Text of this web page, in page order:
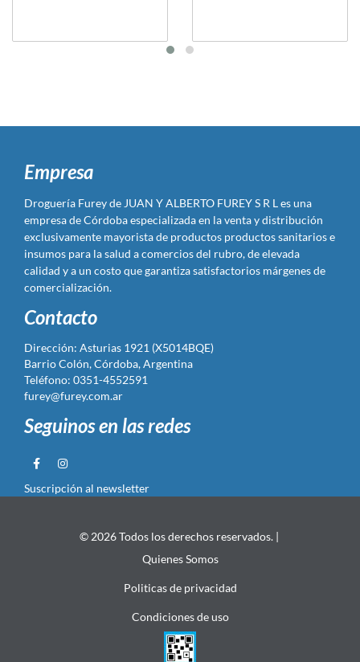
Empresa
Droguería Furey de JUAN Y ALBERTO FUREY S R L es una
empresa de Córdoba especializada en la venta y distribución
exclusivamente mayorista de productos productos sanitarios e
insumos para la salud a comercios del rubro, de elevada
calidad y a un costo que garantiza satisfactorios márgenes de
comercialización.
Contacto
Dirección: Asturias 1921 (X5014BQE)
Barrio Colón, Córdoba, Argentina
Teléfono: 0351-4552591
furey@furey.com.ar
Seguinos en las redes
Suscripción al newsletter
© 2026 Todos los derechos reservados. |
Quienes Somos
Politicas de privacidad
Condiciones de uso